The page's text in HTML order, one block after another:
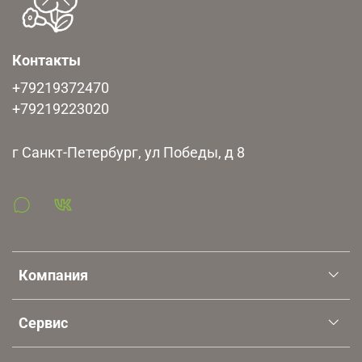
момент передачи товара в ТК. Оценивайте риски!
Невостребованный черенок утилизируется, денежные
средства признаются задатком и не возвращаются.
Компания
Сервис
Контакты
+79219372470
+79219223020
г Санкт-Петербург, ул Победы, д 8